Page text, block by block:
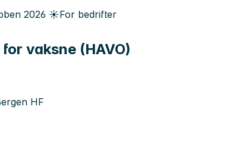
2026 ☀️For bedrifter
vaksne (HAVO)
HF